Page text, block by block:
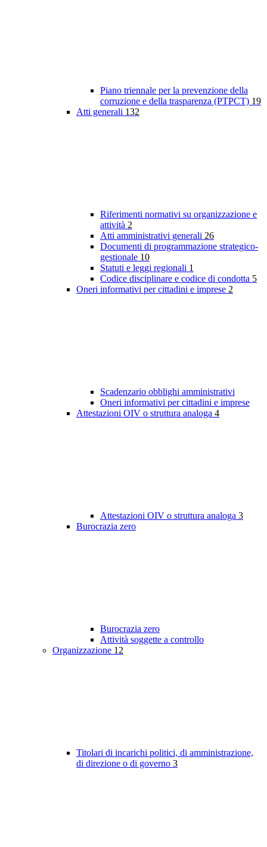
Piano triennale per la prevenzione della
corruzione e della trasparenza (PTPCT) 19
Atti generali 132
Riferimenti normativi su organizzazione e
attività 2
Atti amministrativi generali 26
Documenti di programmazione strategico-
gestionale 10
Statuti e leggi regionali 1
Codice disciplinare e codice di condotta 5
Oneri informativi per cittadini e imprese 2
Scadenzario obblighi amministrativi
Oneri informativi per cittadini e imprese
Attestazioni OIV o struttura analoga 4
Attestazioni OIV o struttura analoga 3
Burocrazia zero
Burocrazia zero
Attività soggette a controllo
Organizzazione 12
Titolari di incarichi politici, di amministrazione,
di direzione o di governo 3